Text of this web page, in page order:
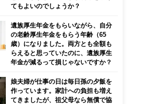
てもよいのでしょうか？
遺族厚生年金をもらいながら、自分
の老齢厚生年金をもらう年齢（65
歳）になりました。両方とも全額も
らえると思っていたのに、遺族厚生
年金が減るって損じゃないですか？
娘夫婦が仕事の日は毎日孫の夕飯を
作っています。家計への負担も増え
てきましたが、祖父母なら無償で協